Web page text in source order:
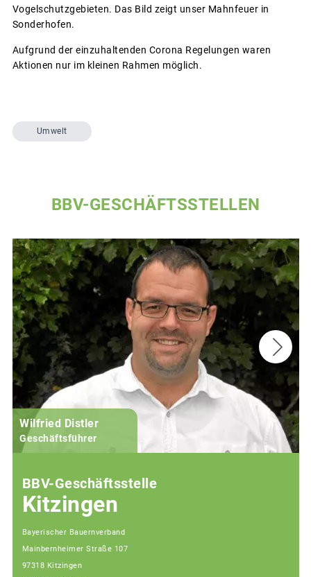
Vogelschutzgebieten. Das Bild zeigt unser Mahnfeuer in
Sonderhofen.
Aufgrund der einzuhaltenden Corona Regelungen waren
Aktionen nur im kleinen Rahmen möglich.
Umwelt
BBV-GESCHÄFTSSTELLEN
Wilfried Distler
Geschäftsführer
BBV-Geschäftsstelle
Kitzingen
Bayerischer Bauernverband
Mainbernheimer Straße 107
97318 Kitzingen